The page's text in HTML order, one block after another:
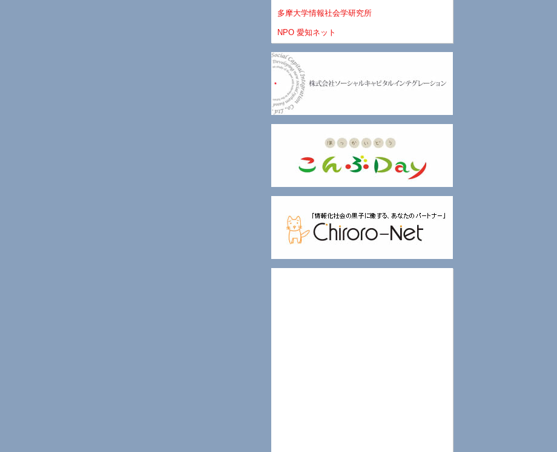
多摩大学情報社会学研究所
NPO 愛知ネット